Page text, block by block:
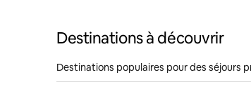
Destinations à découvrir
Destinations populaires pour des séjours